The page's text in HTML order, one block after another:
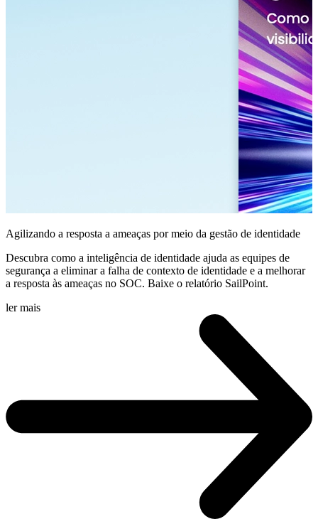
Agilizando a resposta a ameaças por meio da gestão de identidade
Descubra como a inteligência de identidade ajuda as equipes de
segurança a eliminar a falha de contexto de identidade e a melhorar
a resposta às ameaças no SOC. Baixe o relatório SailPoint.
ler mais